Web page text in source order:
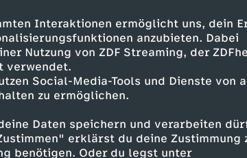
Interaktionen ermöglicht uns, dein
anzubieten. Dabei
Nutzung von ZDF Streaming, der
verwendet.
Social-Media-Tools und Dienste von
zu ermöglichen.
Daten speichern und verarbeiten
erklärst du deine Zustimmung
benötigen. Oder du legst unter
FSK 6